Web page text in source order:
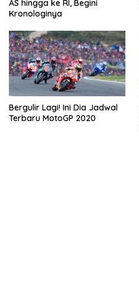
AS hingga ke RI, Begini
Kronologinya
Bergulir Lagi! Ini Dia Jadwal
Terbaru MotoGP 2020